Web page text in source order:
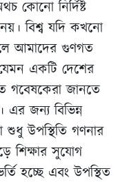
কোনো নির্দিষ্ট
বিশ্ব যদি কখনো
আমাদের গুণগত
একটি দেশের
গবেষকেরা জানতে
এর জন্য বিভিন্ন
শুধু উপস্থিতি গণনার
শিক্ষার সুযোগ
হচ্ছে এবং উপস্থিত